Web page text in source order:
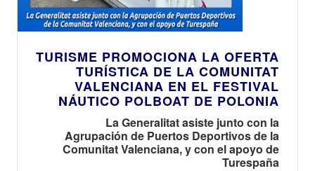
TURISME PROMOCIONA LA OFERTA
TURÍSTICA DE LA COMUNITAT
VALENCIANA EN EL FESTIVAL
NÁUTICO POLBOAT DE POLONIA
La Generalitat asiste junto con la
Agrupación de Puertos Deportivos de la
Comunitat Valenciana, y con el apoyo de
Turespaña